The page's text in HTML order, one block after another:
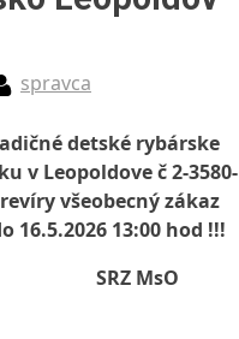
By
spravca
detské rybárske
v Leopoldove č 2-3580-
všeobecný zákaz
16.5.2026 13:00 hod !!!
SRZ MsO